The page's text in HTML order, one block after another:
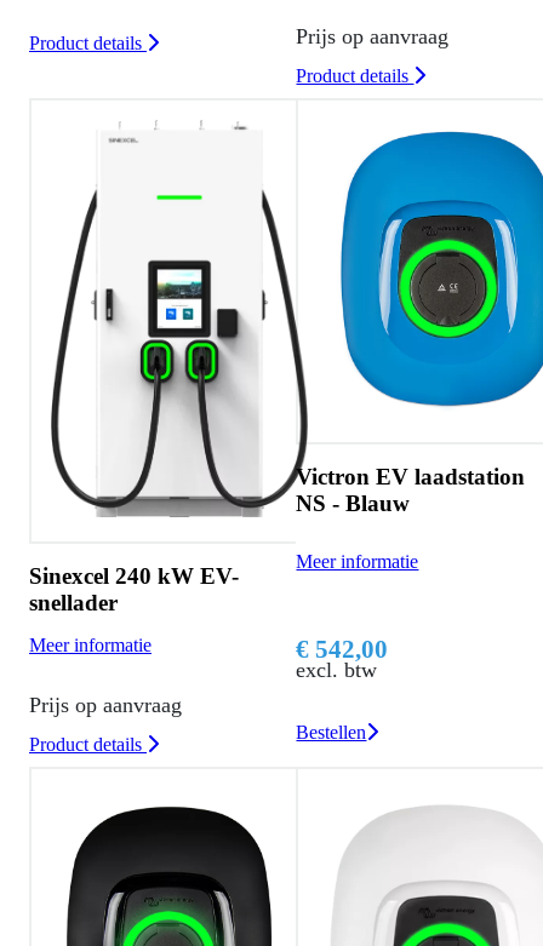
Product details Prijs op aanvraag
Product details
Sinexcel 240 kW EV-
snellader
Meer informatie
Prijs op aanvraag
Product details
Victron EV laadstation
NS - Blauw
Meer informatie
€ 542,00
excl. btw
Bestellen